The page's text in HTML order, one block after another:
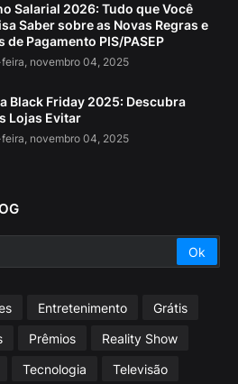
Salarial 2026: Tudo que Você
Saber sobre as Novas Regras e
de Pagamento PIS/PASEP
novembro 04, 2025
Black Friday 2025: Descubra
Lojas Evitar
novembro 04, 2025
Entretenimento
Grátis
Prêmios
Reality Show
Tecnologia
Televisão